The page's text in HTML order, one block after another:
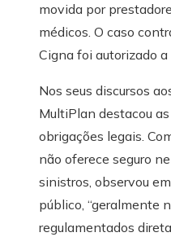
movida por
médicos. O caso
Cigna foi autorizado a
Nos seus discursos
MultiPlan destacou
obrigações legais.
não oferece seguro
sinistros, observou
público, “geralmente
regulamentados